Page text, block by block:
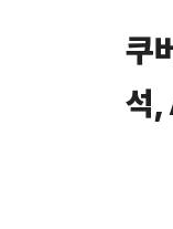
쿠
석,